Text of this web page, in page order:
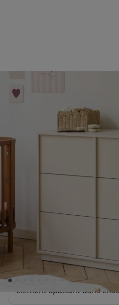
COMMODE «NOMA» |
449,
dont éco-participation 4,20
64,9551,96
Plan à langer élégant pour
élément apaisant dans